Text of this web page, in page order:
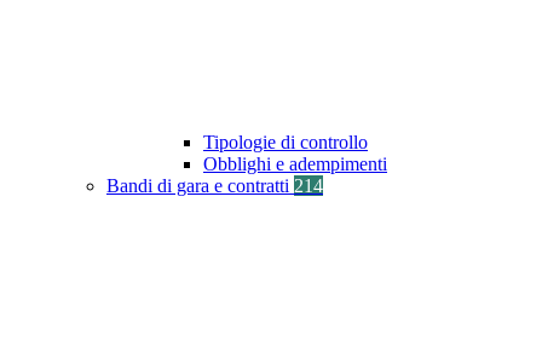
Tipologie di controllo
Obblighi e adempimenti
Bandi di gara e contratti 214